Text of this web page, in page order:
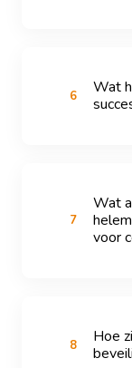
6
Wat
7
Wat
voor
8
Hoe